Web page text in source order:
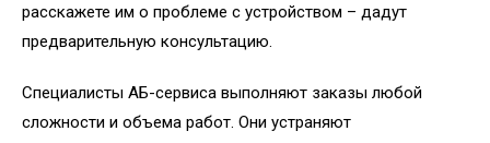
расскажете им о проблеме с устройством – дадут
предварительную консультацию.
Специалисты АБ-сервиса выполняют заказы любой
сложности и объема работ. Они устраняют